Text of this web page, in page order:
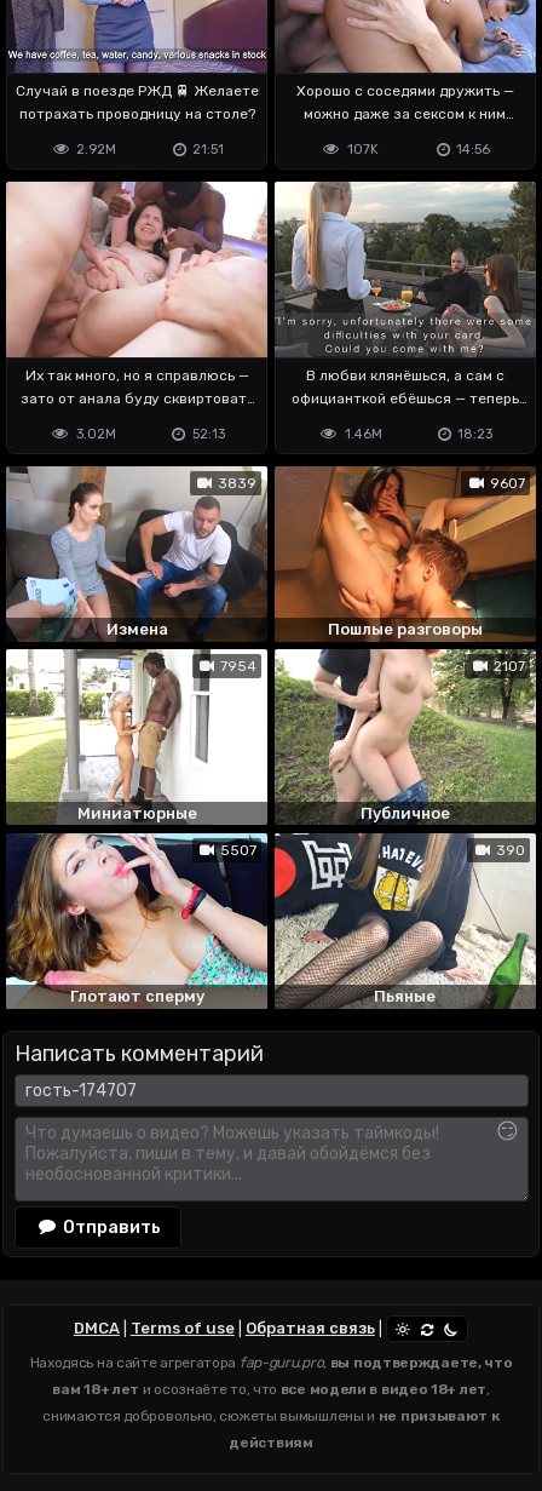
Случай в поезде РЖД 🚆 Желаете
потрахать проводницу на столе?
21:51
2.92M
Хорошо с соседями дружить —
можно даже за сексом к ним
14:56
107K
Их так много, но я справлюсь —
зато от анала буду сквиртовать
52:13
3.02M
В любви клянёшься, а сам с
официанткой ебёшься — теперь
18:23
1.46M
3839
Измена
9607
Пошлые разговоры
7954
Миниатюрные
2107
Публичное
5507
Глотают сперму
390
Пьяные
Написать комментарий
😏
Отправить
DMCA| Terms of use| Обратная связь
Находясь на сайте агрегатора fap-guru.pro, вы подтверждаете, что
вам 18+ лет и осознаёте то, что все модели в видео 18+ лет,
снимаются добровольно, сюжеты вымышлены и не призывают к
действиям